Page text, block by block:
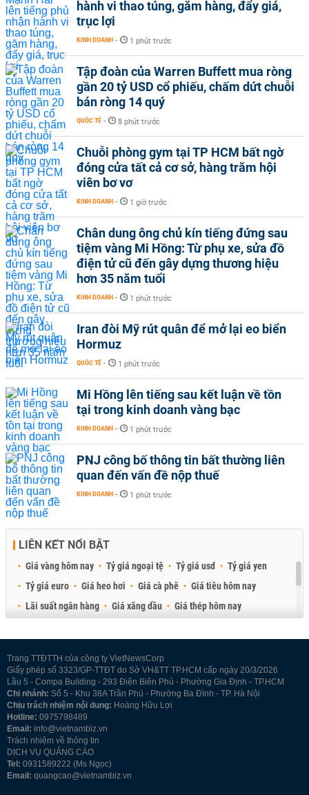
hành vi thao túng, găm hàng, đẩy giá,
trục lợi
KINH DOANH - 1 phút trước
Tập đoàn của Warren Buffett mua ròng
gần 20 tỷ USD cổ phiếu, chấm dứt chuỗi
bán ròng 14 quý
QUỐC TẾ - 8 phút trước
Chuỗi phòng gym tại TP HCM bất ngờ
đóng cửa tất cả cơ sở, hàng trăm hội
viên bơ vơ
KINH DOANH - 1 giờ trước
Chân dung ông chủ kín tiếng đứng sau
tiệm vàng Mi Hồng: Từ phụ xe, sửa đồ
điện tử cũ đến gây dựng thương hiệu
hơn 35 năm tuổi
KINH DOANH - 1 phút trước
Iran đòi Mỹ rút quân để mở lại eo biển
Hormuz
QUỐC TẾ - 1 phút trước
Mi Hồng lên tiếng sau kết luận về tồn
tại trong kinh doanh vàng bạc
KINH DOANH - 1 phút trước
PNJ công bố thông tin bất thường liên
quan đến vấn đề nộp thuế
KINH DOANH - 1 phút trước
LIÊN KẾT NỔI BẬT
Giá vàng hôm nay Tỷ giá ngoại tệ Tỷ giá usd
Tỷ giá yen
Tỷ giá euro
Giá heo hơi Giá cà phê
Giá tiêu hôm nay
Lãi suất ngân hàng
Giá xăng dầu
Giá thép hôm nay
Trang TTĐTTH của công ty VietNewsCorp
Giấy phép số 3323/GP-TTĐT do Sở VH&TT TP.HCM cấp ngày 20/3/2026
Lầu 5 - Compa Building - 293 Điện Biên Phủ - Phường Gia Định - TP.HCM
Chi nhánh: Số 5 - Khu 38A Trần Phú - Phường Ba Đình - TP. Hà Nội
Chịu trách nhiệm nội dung: Hoàng Hữu Lợi
Hotline: 0975798489
Email: info@vietnambiz.vn
Trách nhiệm về thông tin
DỊCH VỤ QUẢNG CÁO
Tel: 0931589222 (Ms Ngọc)
Email: quangcao@vietnambiz.vn